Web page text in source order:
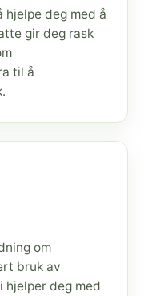
deg med å
gir deg rask
til å
om
bruk av
hjelper deg med